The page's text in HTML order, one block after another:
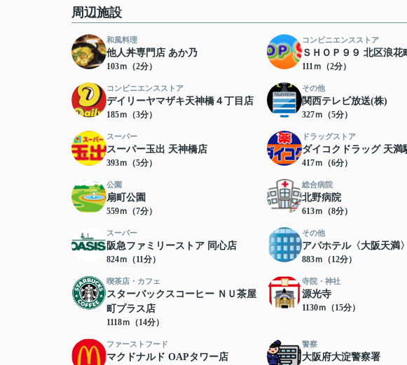
周辺施設
和風料理
他人丼専門店 あか乃
103ｍ（2分）
コンビニエンスストア
ＳＨＯＰ９９ 北区浪花
111ｍ（2分）
コンビニエンスストア
デイリーヤマザキ天神橋４丁目店
185ｍ（3分）
その他
関西テレビ放送(株)
327ｍ（5分）
スーパー
スーパー玉出 天神橋店
393ｍ（5分）
ドラッグストア
ダイコクドラッグ 天満
417ｍ（6分）
公園
扇町公園
559ｍ（7分）
総合病院
北野病院
613ｍ（8分）
スーパー
阪急ファミリーストア 同心店
824ｍ（11分）
その他
アパホテル〈大阪天満〉
883ｍ（12分）
喫茶店・カフェ
スターバックスコーヒー ＮＵ茶屋
町プラス店
1118ｍ（14分）
寺院・神社
源光寺
1130ｍ（15分）
ファーストフード
マクドナルド OAPタワー店
警察
大阪府大淀警察署